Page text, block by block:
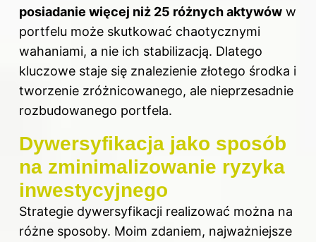
posiadanie więcej niż 25 różnych aktywów w
portfelu może skutkować chaotycznymi
wahaniami, a nie ich stabilizacją. Dlatego
kluczowe staje się znalezienie złotego środka i
tworzenie zróżnicowanego, ale nieprzesadnie
rozbudowanego portfela.
Dywersyfikacja jako sposób
na zminimalizowanie ryzyka
inwestycyjnego
Strategie dywersyfikacji realizować można na
różne sposoby. Moim zdaniem, najważniejsze